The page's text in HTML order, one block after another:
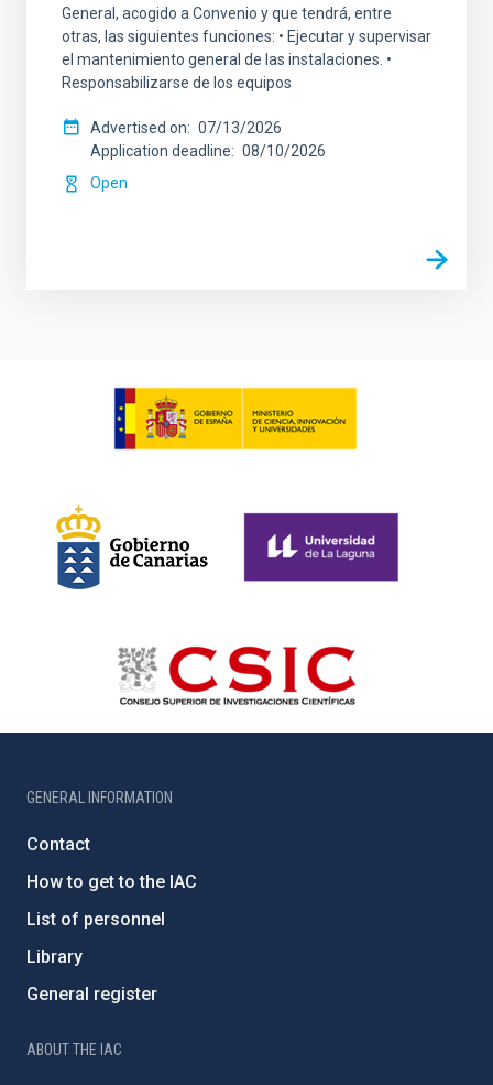
General, acogido a Convenio y que tendrá, entre
otras, las siguientes funciones: • Ejecutar y supervisar
el mantenimiento general de las instalaciones. •
Responsabilizarse de los equipos
Advertised on
07/13/2026
Application deadline
08/10/2026
Open
GENERAL INFORMATION
Contact
How to get to the IAC
List of personnel
Library
General register
ABOUT THE IAC